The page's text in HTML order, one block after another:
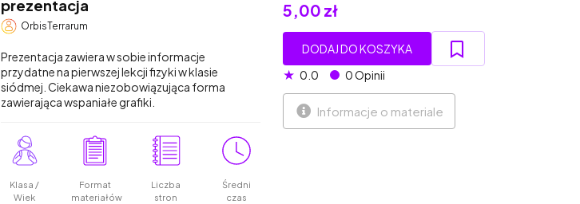
prezentacja
OrbisTerrarum
Prezentacja zawiera w sobie informacje
przydatne na pierwszej lekcji fizyki w klasie
siódmej. Ciekawa niezobowiązująca forma
zawierająca wspaniałe grafiki.
Klasa /
Wiek
Format
materiałów
Liczba
stron
Średni
czas
5,00 zł
DODAJ DO KOSZYKA
★ 0.0 0 Opinii
Informacje o materiale